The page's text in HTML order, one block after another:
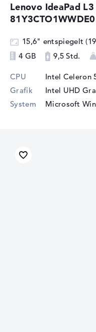
Lenovo IdeaPad
81Y3CTO1WWDE0
15,6" entspiegelt
4 GB
9,5 Std.
CPU Intel Celeron
Grafik
Intel UHD
System
Microsoft